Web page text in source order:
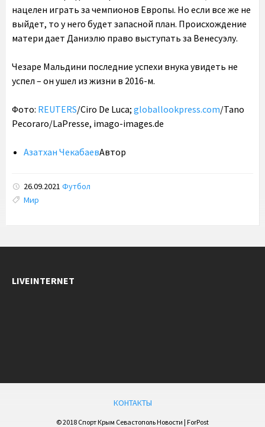
нацелен играть за чемпионов Европы. Но если все же не
выйдет, то у него будет запасной план. Происхождение
матери дает Даниэлю право выступать за Венесуэлу.
Чезаре Мальдини последние успехи внука увидеть не
успел – он ушел из жизни в 2016-м.
Фото: REUTERS/Ciro De Luca; globallookpress.com/Tano
Pecoraro/LaPresse, imago-images.de
Азатхан ЧекабаевАвтор
26.09.2021 Футбол
Tags:
Мир
LIVEINTERNET
КОНТАКТЫ
© 2018 Спорт Крым Севастополь Новости | ForPost